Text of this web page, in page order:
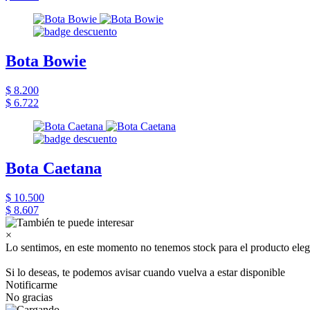
Bota Bowie
$ 8.200
$ 6.722
Bota Caetana
$ 10.500
$ 8.607
×
Lo sentimos, en este momento no tenemos stock para el producto
Si lo deseas, te podemos avisar cuando vuelva a estar disponible
Notificarme
No gracias